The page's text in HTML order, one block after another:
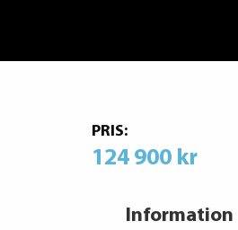
PRIS:
124 900 kr
Information